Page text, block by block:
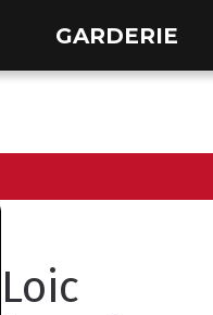
GARDERIE
Loic